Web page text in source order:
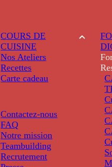
COURS DE
CUISINE
Nos Ateliers
Recettes
Carte cadeau
Contactez-nous
FAQ
Notre mission
Teambuilding
Recrutement